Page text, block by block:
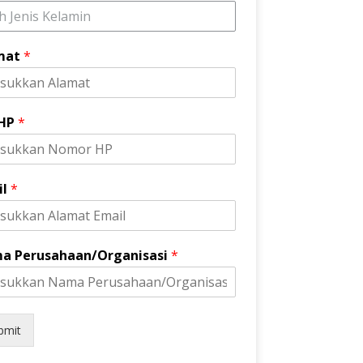
Jenis Kelamin
*
*
*
Perusahaan/Organisasi *